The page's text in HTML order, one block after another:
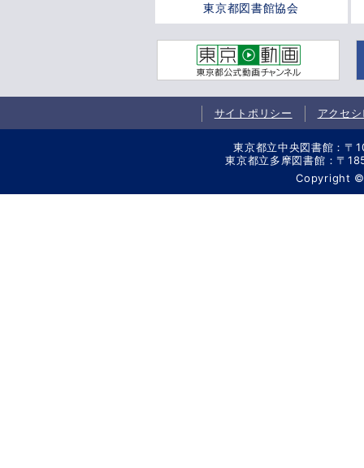
東京都図書館協会
サイトポリシー アクセ
東京都立中央図書館：
東京都立多摩図書館：
Copyright ©